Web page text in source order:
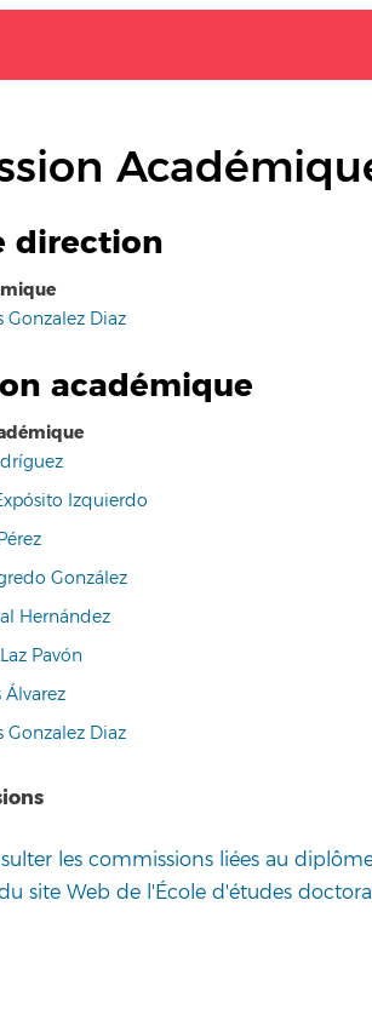
direction
Gonzalez Diaz
académique
Izquierdo
González
Hernández
Pavón
Álvarez
Gonzalez Diaz
les commissions liées au
site Web de l'École d'études